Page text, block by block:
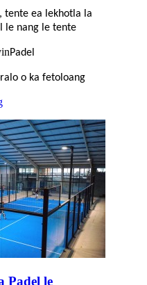
tente ea lekhotla la
le nang le tente
Padel
o ka fetoloang
Padel le